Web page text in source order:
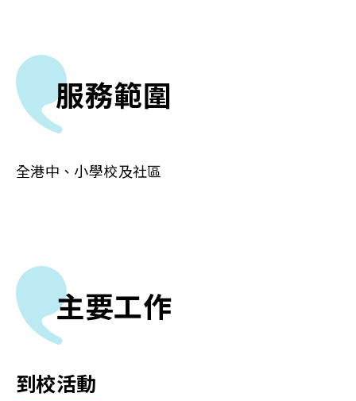
服務範圍
全港中、小學校及社區
主要工作
到校活動